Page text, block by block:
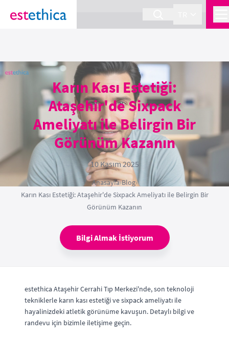
section Service {
Karın Kası Estetiği:
Ataşehir'de Sixpack
Ameliyatı ile Belirgin Bir
Görünüm Kazanın
10 Kasım 2025
Anasayfa›Blog›
Karın Kası Estetiği: Ataşehir'de Sixpack Ameliyatı ile Belirgin Bir
Görünüm Kazanın
Bilgi Almak İstiyorum
estethica Ataşehir Cerrahi Tıp Merkezi'nde, son teknoloji
tekniklerle karın kası estetiği ve sixpack ameliyatı ile
hayalinizdeki atletik görünüme kavuşun. Detaylı bilgi ve
randevu için bizimle iletişime geçin.